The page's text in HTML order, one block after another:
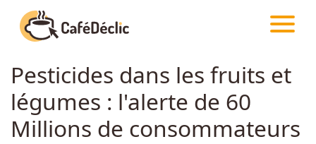
Créativité
CAFÉDÉCLIC ARTICLES FOOD
Pesticides dans les fruits et
légumes : l'alerte de 60
Millions de consommateurs